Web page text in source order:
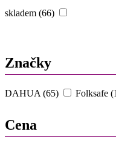
skladem (66)
Značky
DAHUA (65) Folksafe
Cena